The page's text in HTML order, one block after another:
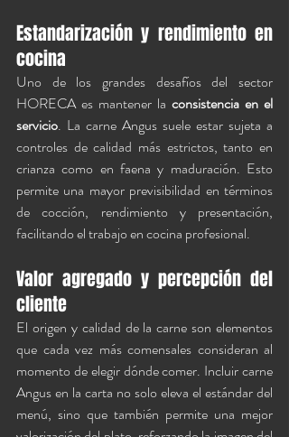
Estandarización y rendimiento en
cocina
Uno de los grandes desafíos del sector
HORECA es mantener la consistencia en el
servicio. La carne Angus suele estar sujeta a
controles de calidad más estrictos, tanto en
crianza como en faena y maduración. Esto
permite una mayor previsibilidad en términos
de cocción, rendimiento y presentación,
facilitando el trabajo en cocina profesional.
Valor agregado y percepción del
cliente
El origen y calidad de la carne son elementos
que cada vez más comensales consideran al
momento de elegir dónde comer. Incluir carne
Angus en la carta no solo eleva el estándar del
menú, sino que también permite una mejor